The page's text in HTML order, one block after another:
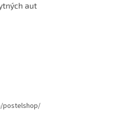
aut
postelshop/